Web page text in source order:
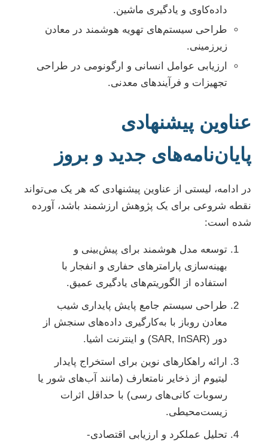
داده‌کاوی و یادگیری ماشین.
طراحی سیستم‌های تهویه هوشمند در معادن
زیرزمینی.
ارزیابی عوامل انسانی و ارگونومی در طراحی
تجهیزات و فرآیندهای معدنی.
عناوین پیشنهادی
پایان‌نامه‌های جدید و بروز
در ادامه، لیستی از عناوین پیشنهادی که هر یک می‌تواند
نقطه شروعی برای یک پژوهش ارزشمند باشد، آورده
شده است:
توسعه مدل هوشمند برای پیش‌بینی و
بهینه‌سازی پارامترهای حفاری و انفجار با
استفاده از الگوریتم‌های یادگیری عمیق.
طراحی سیستم جامع پایش پایداری شیب
معادن روباز با به‌کارگیری داده‌های سنجش از
دور (SAR, InSAR) و اینترنت اشیا.
ارائه راهکارهای نوین برای استخراج پایدار
لیتیوم از ذخایر نامتعارف (مانند آب‌های شور یا
رسوبات کانی‌های رسی) با حداقل اثرات
زیست‌محیطی.
تحلیل عملکرد و ارزیابی اقتصادی-